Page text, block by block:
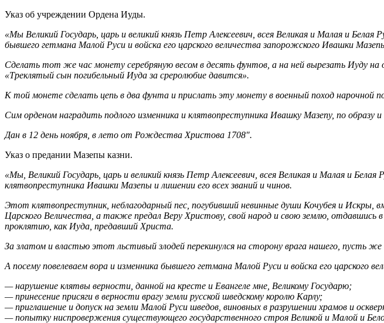
Указ об учреждении Ордена Иуды.
«Мы Великий Государь, царь и великий князь Петр Алексеевич, всея Великая и Малая и
бывшего гетмана Малой Руси и войска его царского величества запорожского Ивашки
Сделать тот же час монету серебряную весом в десять фунтов, а на ней вырезать Иуду на
«Треклятый сын погибельный Иуда за среролюбие давится».
К той монете сделать цепь в два фунта и прислать эту монету в военный поход нарочной
Сим орденом наградить подлого изменника и клятвопреступника Ивашку Мазепу, по образу
Дан в 12 день ноября, в лето от Рождества Христова 1708″.
Указ о предании Мазепы казни.
«Мы, Великий Государь, царь и великий князь Петр Алексеевич, всея Великая и Малая и
клятвопреступника Ивашки Мазепы и лишении его всех званий и чинов.
Этот клятвопреступник, неблагодарный пес, погубивший невинные души Кочубея и
Царского Величества, а также предал Веру Христову, свой народ и свою землю,
проклятию, как Иуда, предавший Христа.
За златом и властью этот льстивый злодей перекинулся на сторону врага нашего, пусть же
А посему повелеваем вора и изменника бывшего гетмана Малой Руси и войска его царского
— нарушение клятвы верности, данной на кресте и Евангеле мне, Великому Государю;
— принесение присяги в верности врагу земли русской шведскому королю Карлу;
— приглашение и допуск на земли Малой Руси шведов, виновных в разрушении храмов и
— попытку ниспровержения существующего государственного строя Великой и Малой и